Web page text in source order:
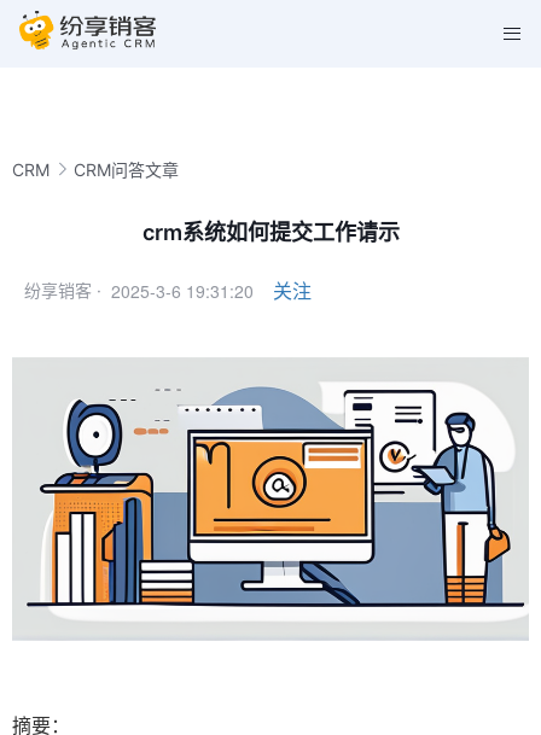
CRM CRM问答文章
crm系统如何提交工作请示
纷享销客 · 2025-3-6 19:31:20 关注
摘要：